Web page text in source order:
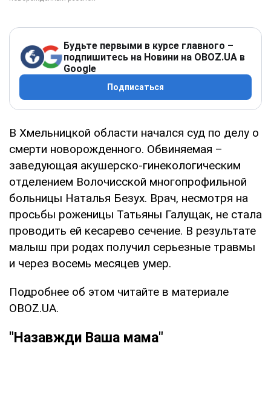
Будьте первыми в курсе главного –
подпишитесь на Новини на OBOZ.UA в
Google
Подписаться
В Хмельницкой области начался суд по делу о
смерти новорожденного. Обвиняемая –
заведующая акушерско-гинекологическим
отделением Волочисской многопрофильной
больницы Наталья Безух. Врач, несмотря на
просьбы роженицы Татьяны Галущак, не стала
проводить ей кесарево сечение. В результате
малыш при родах получил серьезные травмы
и через восемь месяцев умер.
Подробнее об этом читайте в материале
OBOZ.UA.
"Назавжди Ваша мама"